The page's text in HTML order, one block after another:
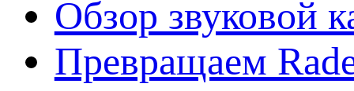
Обзор звуковой
Превращаем